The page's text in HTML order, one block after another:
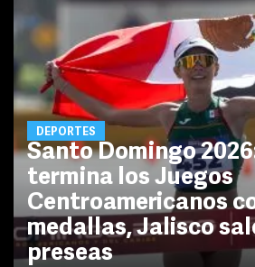
DEPORTES
Santo Domingo
termina los Juegos
Centroamericanos
medallas, Jalisco
preseas